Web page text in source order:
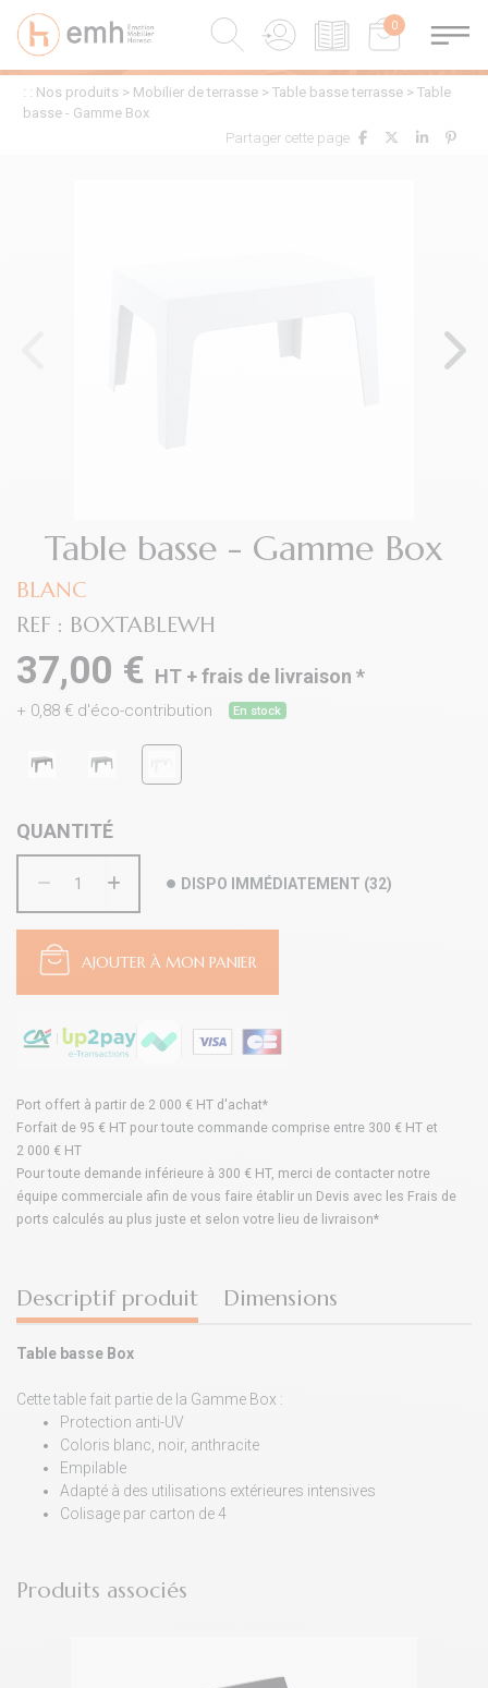
0
0
: : Nos produits > Mobilier de terrasse > Table basse terrasse > Table
basse - Gamme Box
Partager cette page
Table basse - Gamme Box
BLANC
REF : BOXTABLEWH
37,00 € HT +frais de livraison *
+ 0,88 € d'éco-contribution En stock
QUANTITÉ
DISPO IMMÉDIATEMENT (32)
AJOUTER À MON PANIER
Port offert à partir de 2 000 € HT d'achat*
Forfait de 95 € HT pour toute commande comprise entre 300 € HT et
2 000 € HT
Pour toute demande inférieure à 300 € HT, merci de contacter notre
équipe commerciale afin de vous faire établir un Devis avec les Frais de
ports calculés au plus juste et selon votre lieu de livraison*
Descriptif produit Dimensions
Table basse Box
Cette table fait partie de la Gamme Box :
Protection anti-UV
Coloris blanc, noir, anthracite
Empilable
Adapté à des utilisations extérieures intensives
Colisage par carton de 4
Produits associés